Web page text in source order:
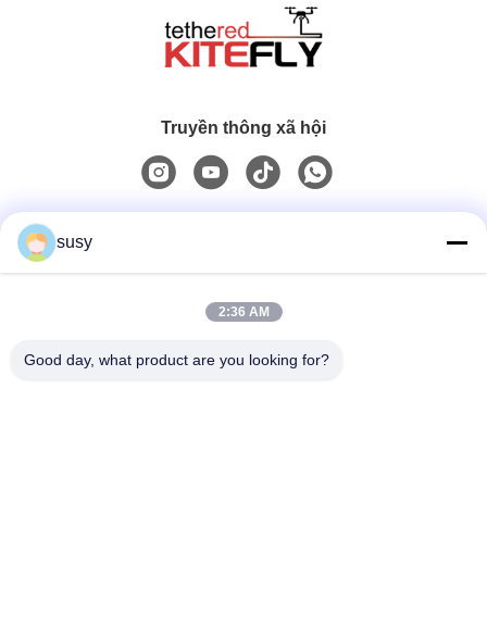
Truyền thông xã hội
0086-19952400441
susy
2:36 AM
Good day, what product are you looking for?